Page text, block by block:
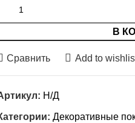
В
Сравнить Add to
Н/Д
Декоративные